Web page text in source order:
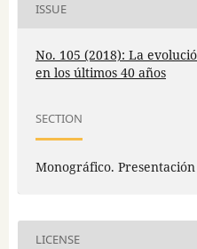
ISSUE
No. 105 (2018): La
en los últimos 40 años
SECTION
Monográfico. Presentación
LICENSE